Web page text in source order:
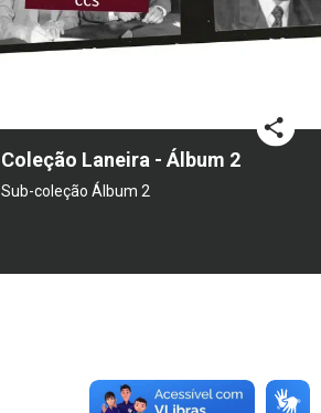
Coleção Laneira - Álbum 2
Sub-coleção Álbum 2